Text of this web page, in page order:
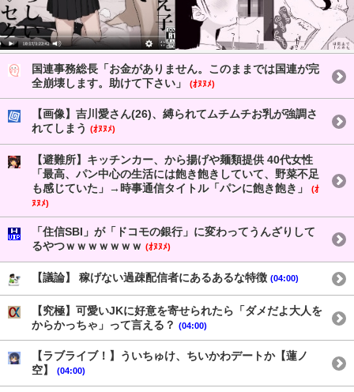
国連事務総長「お金がありません。このままでは国連が完
全崩壊します。助けて下さい」
(ｵﾇﾇﾒ)
【画像】吉川愛さん(26)、縛られてムチムチお乳が強調さ
れてしまう (ｵﾇﾇﾒ)
【避難所】キッチンカー、から揚げや麺類提供 40代女性
「最高、パン中心の生活には飽き飽きしていて、野菜不足
も感じていた」→時事通信タイトル「パンに飽き飽き」
(ｵ
ﾇﾇﾒ)
「住信SBI」が「ドコモの銀行」に変わってうんざりして
るやつｗｗｗｗｗｗｗ (ｵﾇﾇﾒ)
【議論】 稼げない過疎配信者にあるあるな特徴 (04:00)
【究極】可愛いJKに好意を寄せられたら「ダメだよ大人を
からかっちゃ」って言える？ (04:00)
【ラブライブ！】ういちゅけ、ちいかわデートか【蓮ノ
空】
(04:00)